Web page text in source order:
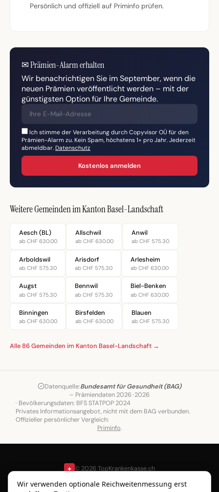
Persönlich und offiziell auf Priminfo prüfen.
✉Prämien-Alarm erhalten
Wir benachrichtigen Sie im September, wenn die
neuen Prämien veröffentlicht werden – mit der
günstigsten Option für Ihre Gemeinde.
Ich stimme der Verarbeitung durch Copyvisor OÜ für den
Prämien-Alarm zu. Kein Spam, höchstens 1× pro Jahr. Jederzeit
abmeldbar. Datenschutz
Kostenlos anmelden
Weitere Gemeinden im Kanton Basel-Landschaft
Aesch (BL)
ab CHF 630.00
Allschwil
ab CHF 630.00
Anwil
ab CHF 575.30
Arboldswil
ab CHF 575.30
Arisdorf
ab CHF 575.30
Arlesheim
ab CHF 630.00
Augst
ab CHF 575.30
Bennwil
ab CHF 575.30
Biel-Benken
ab CHF 630.00
Binningen
ab CHF 630.00
Birsfelden
ab CHF 630.00
Blauen
ab CHF 575.30
Alle 86 Gemeinden im Kanton Basel-Landschaft →
Datenquelle:Bundesamt für Gesundheit (BAG)
– Prämiendaten 2026 ·2026
· Bevölkerungsdaten: BFS STATPOP 2024
Privates Informationsangebot, nicht mit dem BAG verbunden.
Offizieller persönlicher Vergleich:
Priminfo.
+ © 2026 TopKrankenkasse.ch
Gemeinden
Blog
uns
Impressum Nutzungsbedingungen
Wir verwenden optionale Reichweitenmessung erst